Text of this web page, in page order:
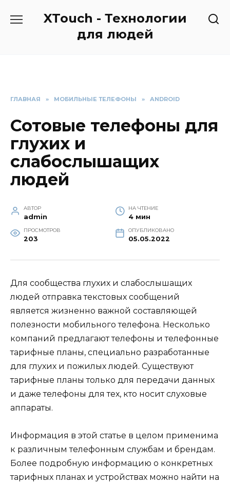
XTouch - Технологии
для людей
ГЛАВНАЯ » МОБИЛЬНЫЕ ТЕЛЕФОНЫ » ANDROID
Сотовые телефоны для
глухих и
слабослышащих
людей
АВТОР
admin
НА ЧТЕНИЕ
4 мин
ПРОСМОТРОВ
203
ОПУБЛИКОВАНО
05.05.2022
Для сообщества глухих и слабослышащих
людей отправка текстовых сообщений
является жизненно важной составляющей
полезности мобильного телефона. Несколько
компаний предлагают телефоны и телефонные
тарифные планы, специально разработанные
для глухих и пожилых людей. Существуют
тарифные планы только для передачи данных
и даже телефоны для тех, кто носит слуховые
аппараты.
Информация в этой статье в целом применима
к различным телефонным службам и брендам.
Более подробную информацию о конкретных
тарифных планах и устройствах можно найти на